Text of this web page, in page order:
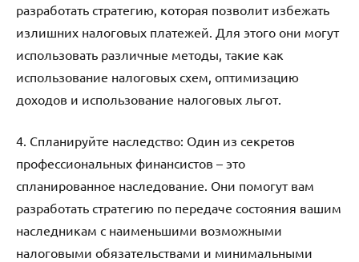
разработать стратегию, которая позволит избежать
излишних налоговых платежей. Для этого они могут
использовать различные методы, такие как
использование налоговых схем, оптимизацию
доходов и использование налоговых льгот.
4. Спланируйте наследство: Один из секретов
профессиональных финансистов – это
спланированное наследование. Они помогут вам
разработать стратегию по передаче состояния вашим
наследникам с наименьшими возможными
налоговыми обязательствами и минимальными